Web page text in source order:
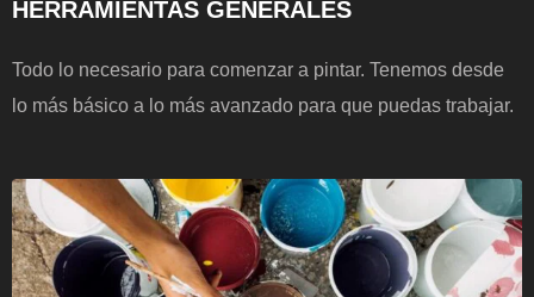
HERRAMIENTAS GENERALES
Todo lo necesario para comenzar a pintar. Tenemos desde
lo más básico a lo más avanzado para que puedas trabajar.